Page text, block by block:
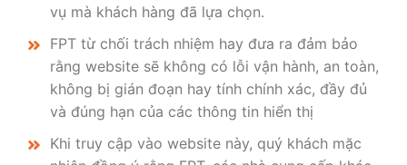
vụ mà khách hàng đã lựa chọn.
FPT từ chối trách nhiệm hay đưa ra đảm bảo
rằng website sẽ không có lỗi vận hành, an toàn,
không bị gián đoạn hay tính chính xác, đầy đủ
và đúng hạn của các thông tin hiển thị
Khi truy cập vào website này, quý khách mặc